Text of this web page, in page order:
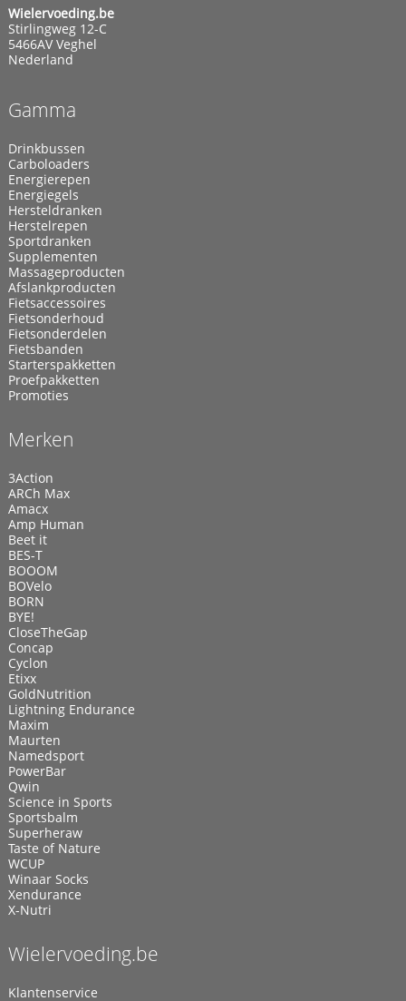
Wielervoeding.be
Stirlingweg 12-C
5466AV Veghel
Nederland
Gamma
Drinkbussen
Carboloaders
Energierepen
Energiegels
Hersteldranken
Herstelrepen
Sportdranken
Supplementen
Massageproducten
Afslankproducten
Fietsaccessoires
Fietsonderhoud
Fietsonderdelen
Fietsbanden
Starterspakketten
Proefpakketten
Promoties
Merken
3Action
ARCh Max
Amacx
Amp Human
Beet it
BES-T
BOOOM
BOVelo
BORN
BYE!
CloseTheGap
Concap
Cyclon
Etixx
GoldNutrition
Lightning Endurance
Maxim
Maurten
Namedsport
PowerBar
Qwin
Science in Sports
Sportsbalm
Superheraw
Taste of Nature
WCUP
Winaar Socks
Xendurance
X-Nutri
Wielervoeding.be
Klantenservice